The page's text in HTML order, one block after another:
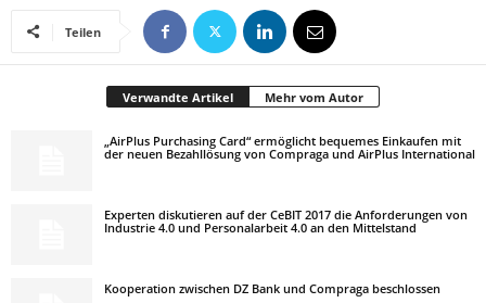
Teilen
Verwandte Artikel Mehr vom Autor
„AirPlus Purchasing Card“ ermöglicht bequemes Einkaufen mit
der neuen Bezahllösung von Compraga und AirPlus International
Experten diskutieren auf der CeBIT 2017 die Anforderungen von
Industrie 4.0 und Personalarbeit 4.0 an den Mittelstand
Kooperation zwischen DZ Bank und Compraga beschlossen